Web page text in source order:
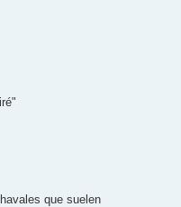
que suelen